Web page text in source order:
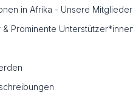
in Afrika - Unsere Mitglieder
& Prominente Unterstützer*innen